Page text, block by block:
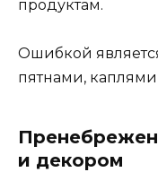
продуктам.
Ошибкой
пятнами,
и декором